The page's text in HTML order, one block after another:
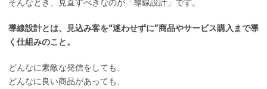
そんなとき、見直すべきなのが「導線設計」です。
導線設計とは、見込み客を“迷わせずに”商品やサービス購入まで導
く仕組みのこと。
どんなに素敵な発信をしても、
どんなに良い商品があっても、